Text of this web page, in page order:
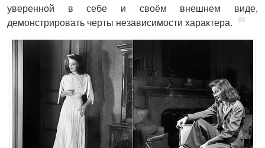
уверенной в себе и своём внешнем виде,
демонстрировать черты независимости характера.